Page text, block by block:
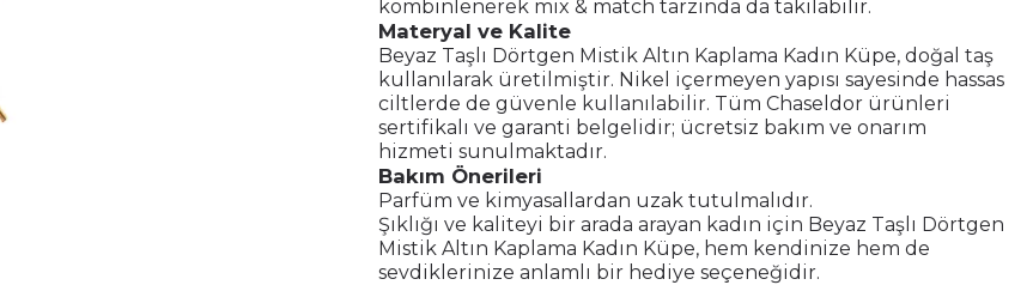
kombinlenerek mix & match tarzında da takılabilir.
Materyal ve Kalite
Beyaz Taşlı Dörtgen Mistik Altın Kaplama Kadın Küpe, doğal taş
kullanılarak üretilmiştir. Nikel içermeyen yapısı sayesinde hassas
ciltlerde de güvenle kullanılabilir. Tüm Chaseldor ürünleri
sertifikalı ve garanti belgelidir; ücretsiz bakım ve onarım
hizmeti sunulmaktadır.
Bakım Önerileri
Parfüm ve kimyasallardan uzak tutulmalıdır.
Şıklığı ve kaliteyi bir arada arayan kadın için Beyaz Taşlı Dörtgen
Mistik Altın Kaplama Kadın Küpe, hem kendinize hem de
sevdiklerinize anlamlı bir hediye seçeneğidir.